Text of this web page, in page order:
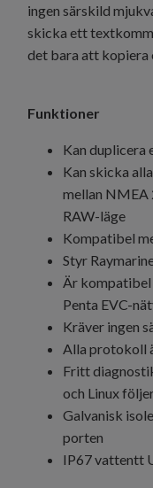
ingen särskild
skicka ett
det bara att kopiera
Funktioner
Kan duplicera
Kan skicka
mellan NMEA
RAW-läge
Kompatibel
Styr
Är kompatibel
Penta EVC-
Kräver ingen
Alla protokoll
Fritt
och Linux
Galvanisk
porten
IP67 vattentt